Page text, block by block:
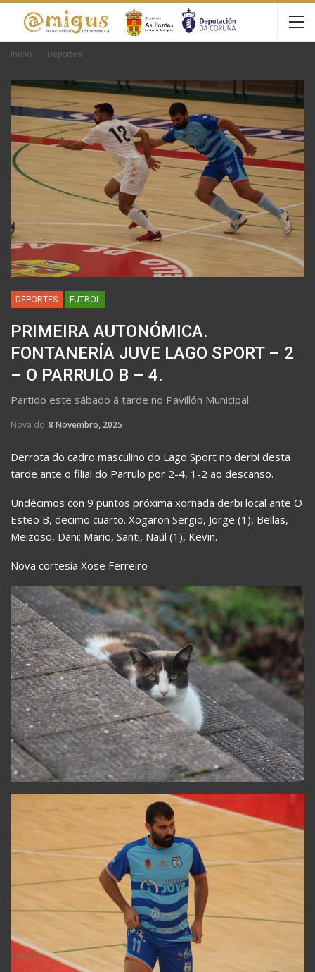
Inicio Deportes
DEPORTES FUTBOL
PRIMEIRA AUTONÓMICA.
FONTANERÍA JUVE LAGO SPORT – 2
– O PARRULO B – 4.
Partido este sábado á tarde no Pavillón Municipal
Nova do 8 Novembro, 2025
Derrota do cadro masculino do Lago Sport no derbi desta
tarde ante o filial do Parrulo por 2-4, 1-2 ao descanso.
Undécimos con 9 puntos próxima xornada derbi local ante O
Esteo B, decimo cuarto. Xogaron Sergio, Jorge (1), Bellas,
Meizoso, Dani; Mario, Santi, Naúl (1), Kevin.
Nova cortesía Xose Ferreiro